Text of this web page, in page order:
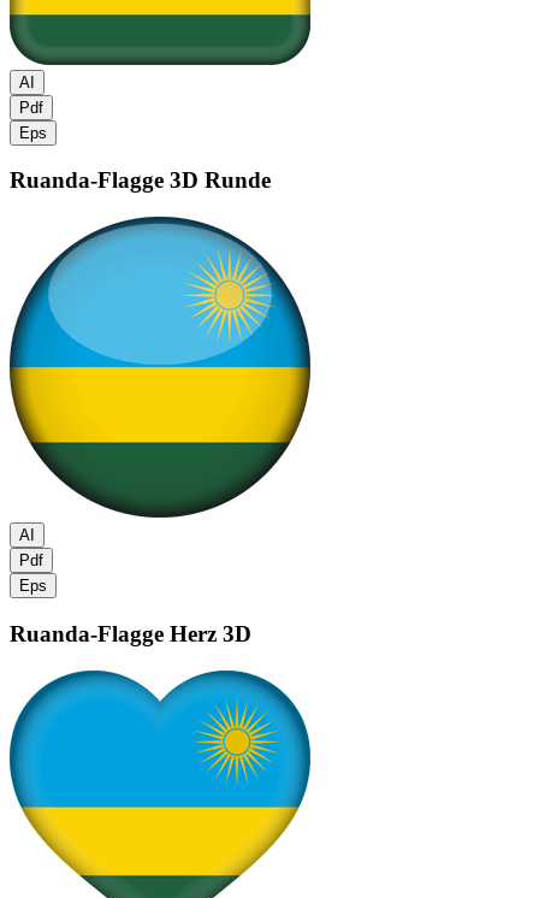
AI
Pdf
Eps
Ruanda-Flagge 3D Runde
AI
Pdf
Eps
Ruanda-Flagge Herz 3D